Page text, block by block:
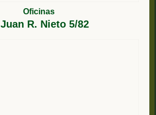
Oficinas
Juan R. Nieto 5/82